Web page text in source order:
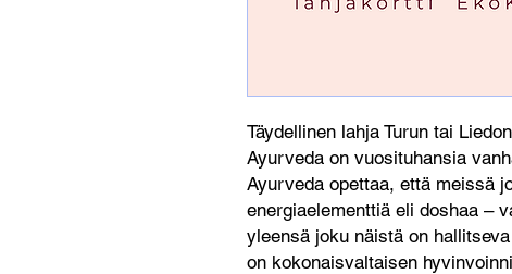
Täydellinen lahja Turun tai
Ayurveda on vuosituhansia
Ayurveda opettaa, että meissä
energiaelementtiä eli doshaa –
yleensä joku näistä on
on kokonaisvaltaisen